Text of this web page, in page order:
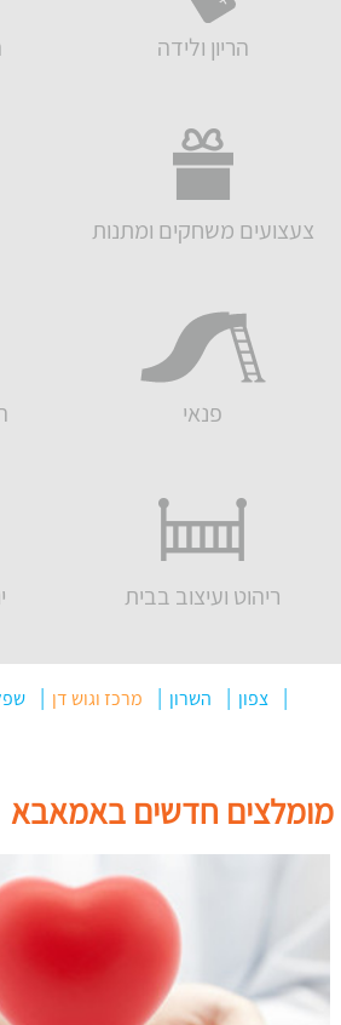
הריון ולידה
צעצועים משחקים ומתנות
פנאי
ריהוט ועיצוב בבית
צפון השרון מרכז וגוש דן
מומלצים חדשים באמאבא